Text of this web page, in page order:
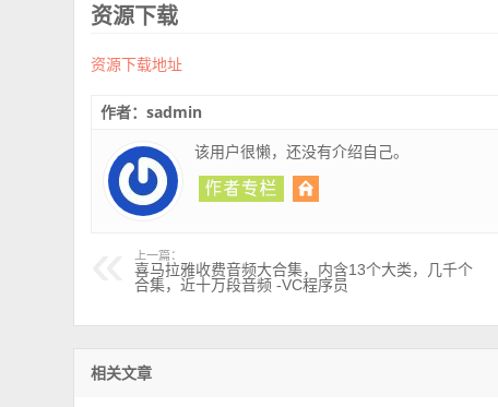
资源下载
资源下载地址
作者：sadmin
该用户很懒，还没有介绍自己。
上一篇：
喜马拉雅收费音频大合集，内含13个大类，几千个
合集，近十万段音频 -VC程序员
相关文章